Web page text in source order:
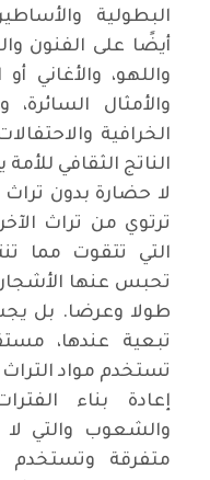
البطولية
أيضًا على الفنون
واللهو، والأغاني
والأمثال السائرة،
الخرافية
الناتج الثقافي
لا حضارة بدون
ترتوي من تراث
التي تتقوت مما
تحبس عنها
طولا وعرضا. بل
تبعية عندها،
تستخدم مواد
إعادة بناء
والشعوب والتي
متفرقة وتستخدم